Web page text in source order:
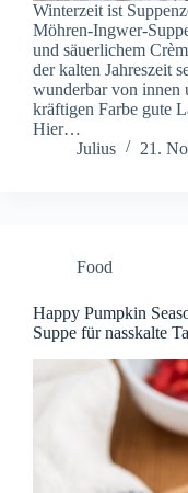
Winterzeit ist
Möhren-Ingwer-
und säuerlichem
der kalten Jahreszeit
wunderbar von innen
kräftigen Farbe gute
Hier…
Julius
21.
Food
Happy Pumpkin
Suppe für nasskalte